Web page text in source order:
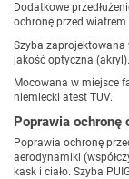
Dodatkowe
ochronę przed
Szyba
jakość optyczna (akryl).
Mocowana w miejsce
niemiecki atest TUV.
Poprawia ochronę
Poprawia ochronę
aerodynamiki
kask i ciało. Szyba